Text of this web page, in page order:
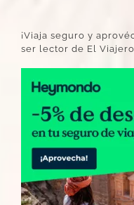
¡Viaja seguro y
ser lector de El